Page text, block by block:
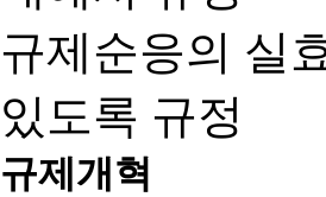
규제순응의 실
있도록 규정
규제개혁